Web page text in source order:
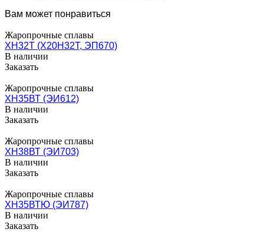
Вам может понравиться
Жаропрочные сплавы
ХН32Т (Х20Н32Т, ЭП670)
В наличии
Заказать
Жаропрочные сплавы
ХН35ВТ (ЭИ612)
В наличии
Заказать
Жаропрочные сплавы
ХН38ВТ (ЭИ703)
В наличии
Заказать
Жаропрочные сплавы
ХН35ВТЮ (ЭИ787)
В наличии
Заказать